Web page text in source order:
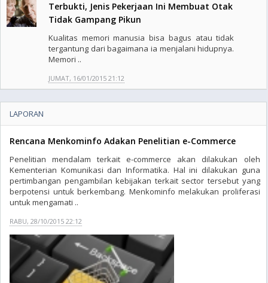
Terbukti, Jenis Pekerjaan Ini Membuat Otak
Tidak Gampang Pikun
Kualitas memori manusia bisa bagus atau tidak
tergantung dari bagaimana ia menjalani hidupnya.
Memori ..
JUMAT, 16/01/2015 21:12
LAPORAN
Rencana Menkominfo Adakan Penelitian e-Commerce
Penelitian mendalam terkait e-commerce akan dilakukan oleh
Kementerian Komunikasi dan Informatika. Hal ini dilakukan guna
pertimbangan pengambilan kebijakan terkait sector tersebut yang
berpotensi untuk berkembang. Menkominfo melakukan proliferasi
untuk mengamati ..
RABU, 28/10/2015 22:12